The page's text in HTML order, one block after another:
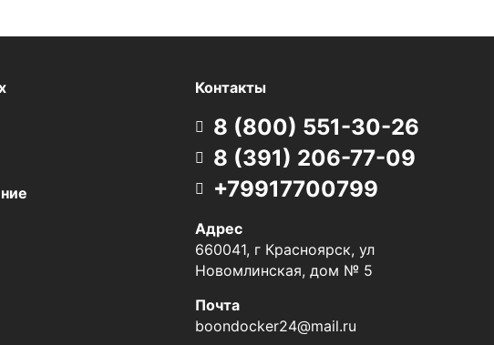
Контакты
8 (800) 551-30-26
8 (391) 206-77-09
+79917700799
Адрес
660041, г Красноярск, ул
Новомлинская, дом № 5
Почта
boondocker24@mail.ru